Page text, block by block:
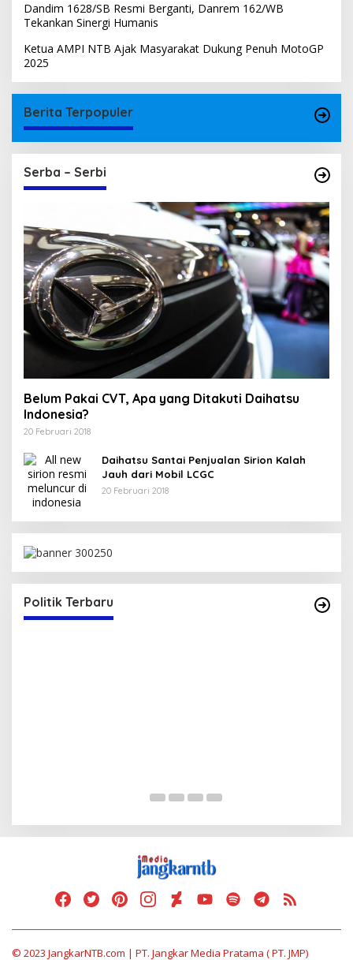
Dandim 1628/SB Resmi Berganti, ​Danrem 162/WB
Tekankan Sinergi Humanis
Ketua AMPI NTB Ajak Masyarakat Dukung Penuh MotoGP
2025
Berita Terpopuler
Serba – Serbi
Belum Pakai CVT, Apa yang Ditakuti Daihatsu
Indonesia?
20 Februari 2018
Daihatsu Santai Penjualan Sirion Kalah
Jauh dari Mobil LCGC
20 Februari 2018
Politik Terbaru
© 2023 JangkarNTB.com | PT. Jangkar Media Pratama ( PT. JMP)